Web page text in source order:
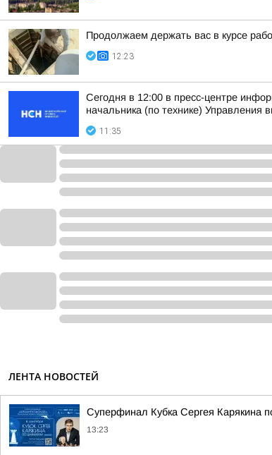
Продолжаем держать вас в курсе
12:23
Сегодня в 12:00 в пресс-центре
начальника (по технике) Управления
11:35
ЛЕНТА НОВОСТЕЙ
Суперфинал Кубка Сергея Карякина
13:23